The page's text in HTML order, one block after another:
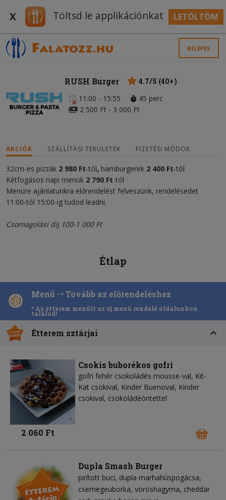
X Töltsd le applikációnkat LETÖLTÖM
BELÉPÉS
RUSH Burger
4.7/5 (40+)
11:00 - 15:55
45 perc
2 500 Ft - 3 000 Ft
AKCIÓK SZÁLLÍTÁSI TERÜLETEK FIZETÉSI MÓDOK
32cm-es pizzák 2 980 Ft-tól, hamburgerek 2 400 Ft-tól
Kétfogásos napi menük 2 790 Ft-tól
Menüre ajánlatunkra előrendelést felveszünk, rendelésedet
11:00-tól 15:00-ig tudod leadni.
Csomagolási díj 100-1 000 Ft
Étlap
Menü Tovább az előrendeléshez
* Az étterem menüit az új menü rendelő oldalunkon
találod!
Étterem sztárjai
Csokis buborékos gofri
gofri fehér csokoládés mousse-val, Kit-
Kat csokival, Kinder Buenoval, Kinder
csokival, csokoládéöntettel
2 060 Ft
Dupla Smash Burger
pirított buci dupla marhahúspogácsa
csemegeuborka vöröshagyma cheddar